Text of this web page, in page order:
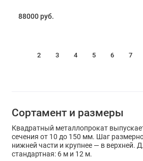
88000 руб.
2 3 4 5 6 7
Сортамент и размеры
Квадратный металлопрокат
сечения от 10 до 150 мм. Шаг
нижней части и крупнее — в верхней.
стандартная: 6 м и 12 м.